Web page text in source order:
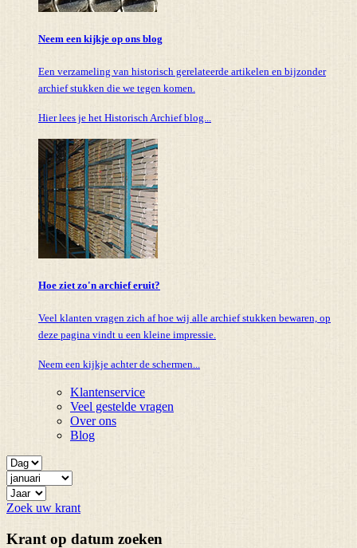
Neem een kijkje op ons blog
Een verzameling van historisch gerelateerde artikelen en bijzonder
archief stukken die we tegen komen.
Hier lees je het Historisch Archief blog...
Hoe ziet zo'n archief eruit?
Veel klanten vragen zich af hoe wij alle archief stukken bewaren, op
deze pagina vindt u een kleine impressie.
Neem een kijkje achter de schermen...
Klantenservice
Veel gestelde vragen
Over ons
Blog
Zoek uw krant
Krant op datum zoeken